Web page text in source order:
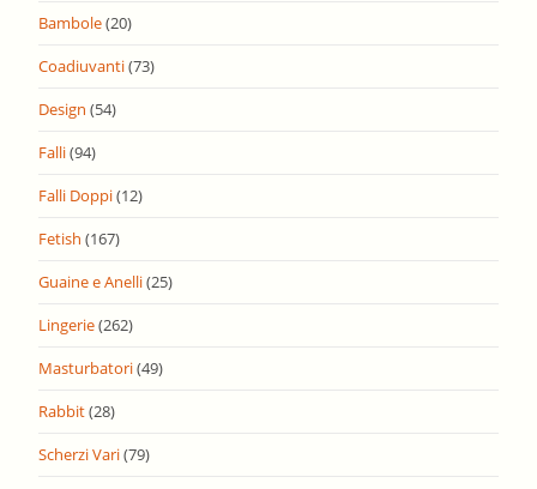
Bambole(20)
Coadiuvanti(73)
Design (54)
Falli(94)
Falli Doppi(12)
Fetish (167)
Guaine e Anelli(25)
Lingerie(262)
Masturbatori(49)
Rabbit(28)
Scherzi Vari(79)